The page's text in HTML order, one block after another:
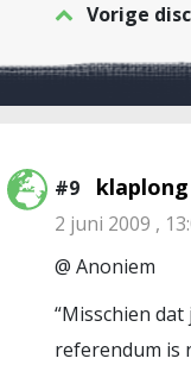
Vorige
#9 klaplong
2 juni 2009 ,
@ Anoniem
“Misschien
referendum is